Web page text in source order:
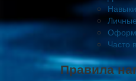
Навыки
Часто
Правила